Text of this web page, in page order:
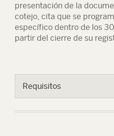
presentación de la
cotejo, cita que se
específico dentro de los
partir del cierre de su
Requisitos